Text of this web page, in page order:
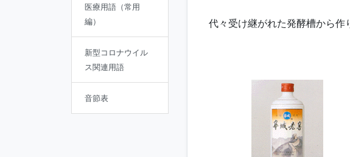
医療用語（常用
編）
新型コロナウイル
ス関連用語
音節表
代々受け継がれた発酵槽から作